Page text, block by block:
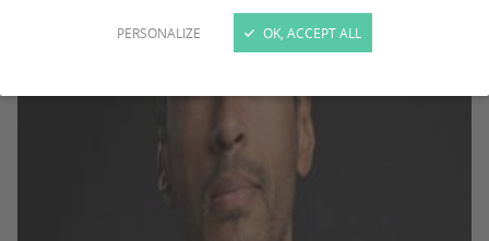
PERSONALIZE OK, ACCEPT ALL